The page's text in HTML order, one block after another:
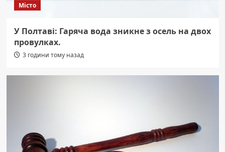
Місто
У Полтаві: Гаряча вода зникне з осель на двох
провулках.
3 години тому назад